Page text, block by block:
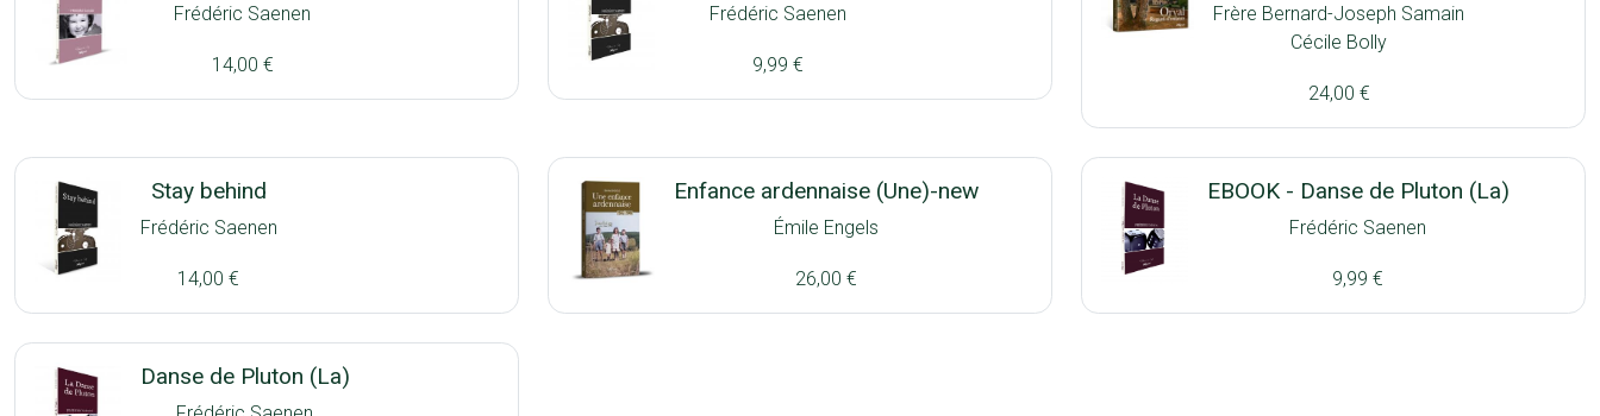
Frédéric Saenen
14,00 €
Frédéric Saenen
9,99 €
Frère Bernard-Joseph Samain
Cécile Bolly
24,00 €
Stay behind
Frédéric Saenen
14,00 €
Enfance ardennaise (Une)-new
Émile Engels
26,00 €
EBOOK - Danse de Pluton (La)
Frédéric Saenen
9,99 €
Danse de Pluton (La)